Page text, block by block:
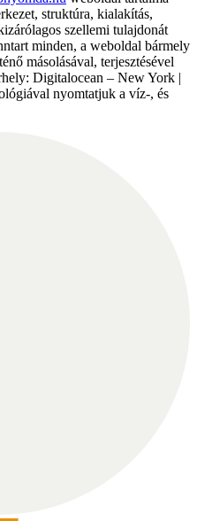
struktúra, kialakítás,
szellemi tulajdonát
minden, a weboldal bármely
másolásával, terjesztésével
Digitalocean – New York |
nyomtatjuk a víz-, és